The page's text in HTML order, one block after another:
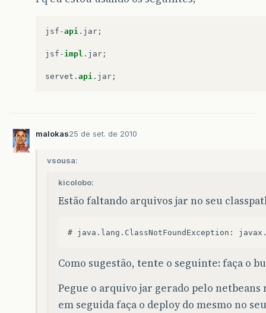
jsf -api . jar ;
jsf - impl . jar ;
servet . api . jar ;
malokas25 de set. de 2010
vsousa:
kicolobo:
Estão faltando arquivos jar no seu
Como sugestão, tente o seguinte: faça o
Pegue o arquivo jar gerado pelo netbeans
em seguida faça o deploy do mesmo no